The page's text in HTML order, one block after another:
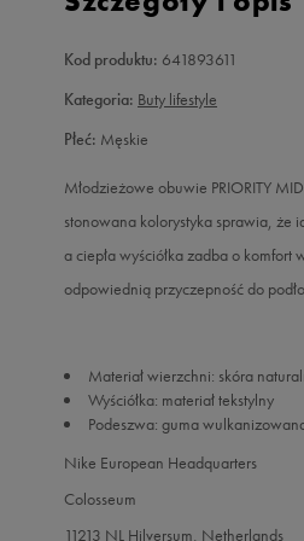
Kod produktu: 641893611
Kategoria: Buty lifestyle
Płeć: Męskie
Młodzieżowe obuwie PRIORITY
stonowana kolorystyka sprawia, że
a ciepła wyściółka zadba o
odpowiednią przyczepność do
Materiał wierzchni: skóra
Wyściółka: materiał tekstylny
Podeszwa: guma
Nike European Headquarters
Colosseum
11213 NL Hilversum, Netherlands